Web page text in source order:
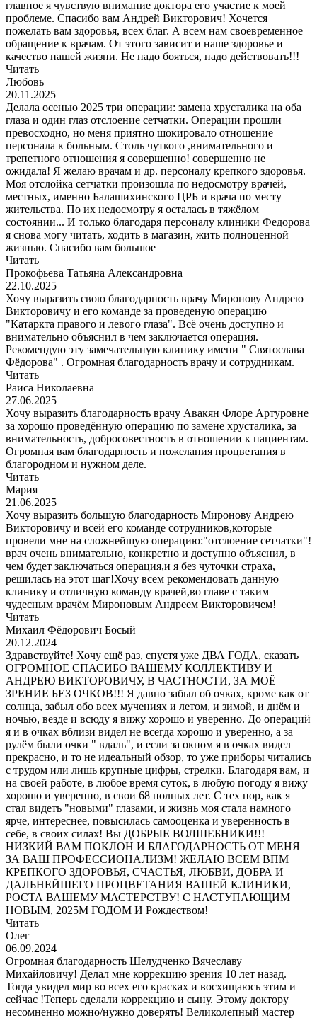
главное я чувствую внимание доктора его участие к моей
проблеме. Спасибо вам Андрей Викторович! Хочется
пожелать вам здоровья, всех благ. А всем нам своевременное
обращение к врачам. От этого зависит и наше здоровье и
качество нашей жизни. Не надо бояться, надо действовать!!!
Читать
Любовь
20.11.2025
Делала осенью 2025 три операции: замена хрусталика на оба
глаза и один глаз отслоение сетчатки. Операции прошли
превосходно, но меня приятно шокировало отношение
персонала к больным. Столь чуткого ,внимательного и
трепетного отношения я совершенно! совершенно не
ожидала! Я желаю врачам и др. персоналу крепкого здоровья.
Моя отслойка сетчатки произошла по недосмотру врачей,
местных, именно Балашихинского ЦРБ и врача по месту
жительства. По их недосмотру я осталась в тяжёлом
состоянии... И только благодаря персоналу клиники Федорова
я снова могу читать, ходить в магазин, жить полноценной
жизнью. Спасибо вам большое
Читать
Прокофьева Татьяна Александровна
22.10.2025
Хочу выразить свою благодарность врачу Миронову Андрею
Викторовичу и его команде за проведеную операцию
"Катаркта правого и левого глаза". Всё очень доступно и
внимательно объяснил в чем заключается операция.
Рекомендую эту замечательную клинику имени " Святослава
Фёдорова" . Огромная благодарность врачу и сотрудникам.
Читать
Раиса Николаевна
27.06.2025
Хочу выразить благодарность врачу Авакян Флоре Артуровне
за хорошо проведённую операцию по замене хрусталика, за
внимательность, добросовестность в отношении к пациентам.
Огромная вам благодарность и пожелания процветания в
благородном и нужном деле.
Читать
Мария
21.06.2025
Хочу выразить большую благодарность Миронову Андрею
Викторовичу и всей его команде сотрудников,которые
провели мне на сложнейшую операцию:"отслоение сетчатки"!
врач очень внимательно, конкретно и доступно объяснил, в
чем будет заключаться операция,и я без чуточки страха,
решилась на этот шаг!Хочу всем рекомендовать данную
клинику и отличную команду врачей,во главе с таким
чудесным врачём Мироновым Андреем Викторовичем!
Читать
Михаил Фёдорович Босый
20.12.2024
Здравствуйте! Хочу ещё раз, спустя уже ДВА ГОДА, сказать
ОГРОМНОЕ СПАСИБО ВАШЕМУ КОЛЛЕКТИВУ И
АНДРЕЮ ВИКТОРОВИЧУ, В ЧАСТНОСТИ, ЗА МОЁ
ЗРЕНИЕ БЕЗ ОЧКОВ!!! Я давно забыл об очках, кроме как от
солнца, забыл обо всех мучениях и летом, и зимой, и днём и
ночью, везде и всюду я вижу хорошо и уверенно. До операций
я и в очках вблизи видел не всегда хорошо и уверенно, а за
рулём были очки " вдаль", и если за окном я в очках видел
прекрасно, и то не идеальный обзор, то уже приборы читались
с трудом или лишь крупные цифры, стрелки. Благодаря вам, и
на своей работе, в любое время суток, в любую погоду я вижу
хорошо и уверенно, в свои 68 полных лет. С тех пор, как я
стал видеть "новыми" глазами, и жизнь моя стала намного
ярче, интереснее, повысилась самооценка и уверенность в
себе, в своих силах! Вы ДОБРЫЕ ВОЛШЕБНИКИ!!!
НИЗКИЙ ВАМ ПОКЛОН И БЛАГОДАРНОСТЬ ОТ МЕНЯ
ЗА ВАШ ПРОФЕССИОНАЛИЗМ! ЖЕЛАЮ ВСЕМ ВПМ
КРЕПКОГО ЗДОРОВЬЯ, СЧАСТЬЯ, ЛЮБВИ, ДОБРА И
ДАЛЬНЕЙШЕГО ПРОЦВЕТАНИЯ ВАШЕЙ КЛИНИКИ,
РОСТА ВАШЕМУ МАСТЕРСТВУ! С НАСТУПАЮЩИМ
НОВЫМ, 2025М ГОДОМ И Рождеством!
Читать
Олег
06.09.2024
Огромная благодарность Шелудченко Вячеславу
Михайловичу! Делал мне коррекцию зрения 10 лет назад.
Тогда увидел мир во всех его красках и восхищаюсь этим и
сейчас !Теперь сделали коррекцию и сыну. Этому доктору
несомненно можно/нужно доверять! Великолепный мастер